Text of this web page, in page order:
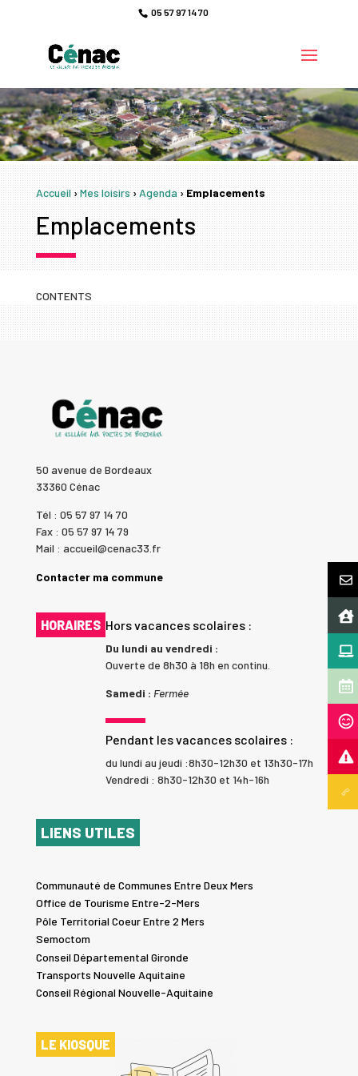
05 57 97 14 70
Accueil›Mes loisirs›Agenda›Emplacements
Emplacements
CONTENTS
50 avenue de Bordeaux
33360 Cénac
Tél : 05 57 97 14 70
Fax : 05 57 97 14 79
Mail : accueil@cenac33.fr
Contacter ma commune
HORAIRES Hors vacances scolaires :
Du lundi au vendredi :
Ouverte de 8h30 à 18h en continu.
Samedi : Fermée
Pendant les vacances scolaires :
du lundi au jeudi :8h30-12h30 et 13h30-17h
Vendredi : 8h30-12h30 et 14h-16h
LIENS UTILES
Communauté de Communes Entre Deux Mers
Office de Tourisme Entre-2-Mers
Pôle Territorial Coeur Entre 2 Mers
Semoctom
Conseil Départemental Gironde
Transports Nouvelle Aquitaine
Conseil Régional Nouvelle-Aquitaine
LE KIOSQUE